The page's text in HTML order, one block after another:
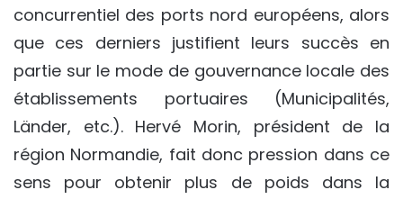
concurrentiel des ports nord européens, alors
que ces derniers justifient leurs succès en
partie sur le mode de gouvernance locale des
établissements portuaires (Municipalités,
Länder, etc.). Hervé Morin, président de la
région Normandie, fait donc pression dans ce
sens pour obtenir plus de poids dans la